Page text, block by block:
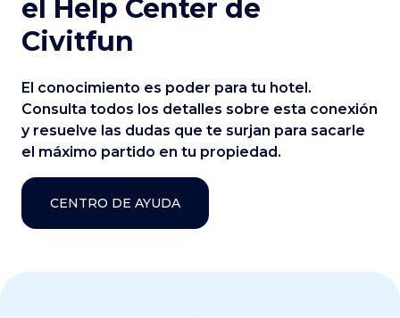
el Help Center de
Civitfun
El conocimiento es poder para tu hotel.
Consulta todos los detalles sobre esta conexión
y resuelve las dudas que te surjan para sacarle
el máximo partido en tu propiedad.
CENTRO DE AYUDA